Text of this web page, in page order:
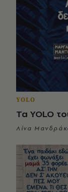
YOLO
Τα YOLO
Λίνα